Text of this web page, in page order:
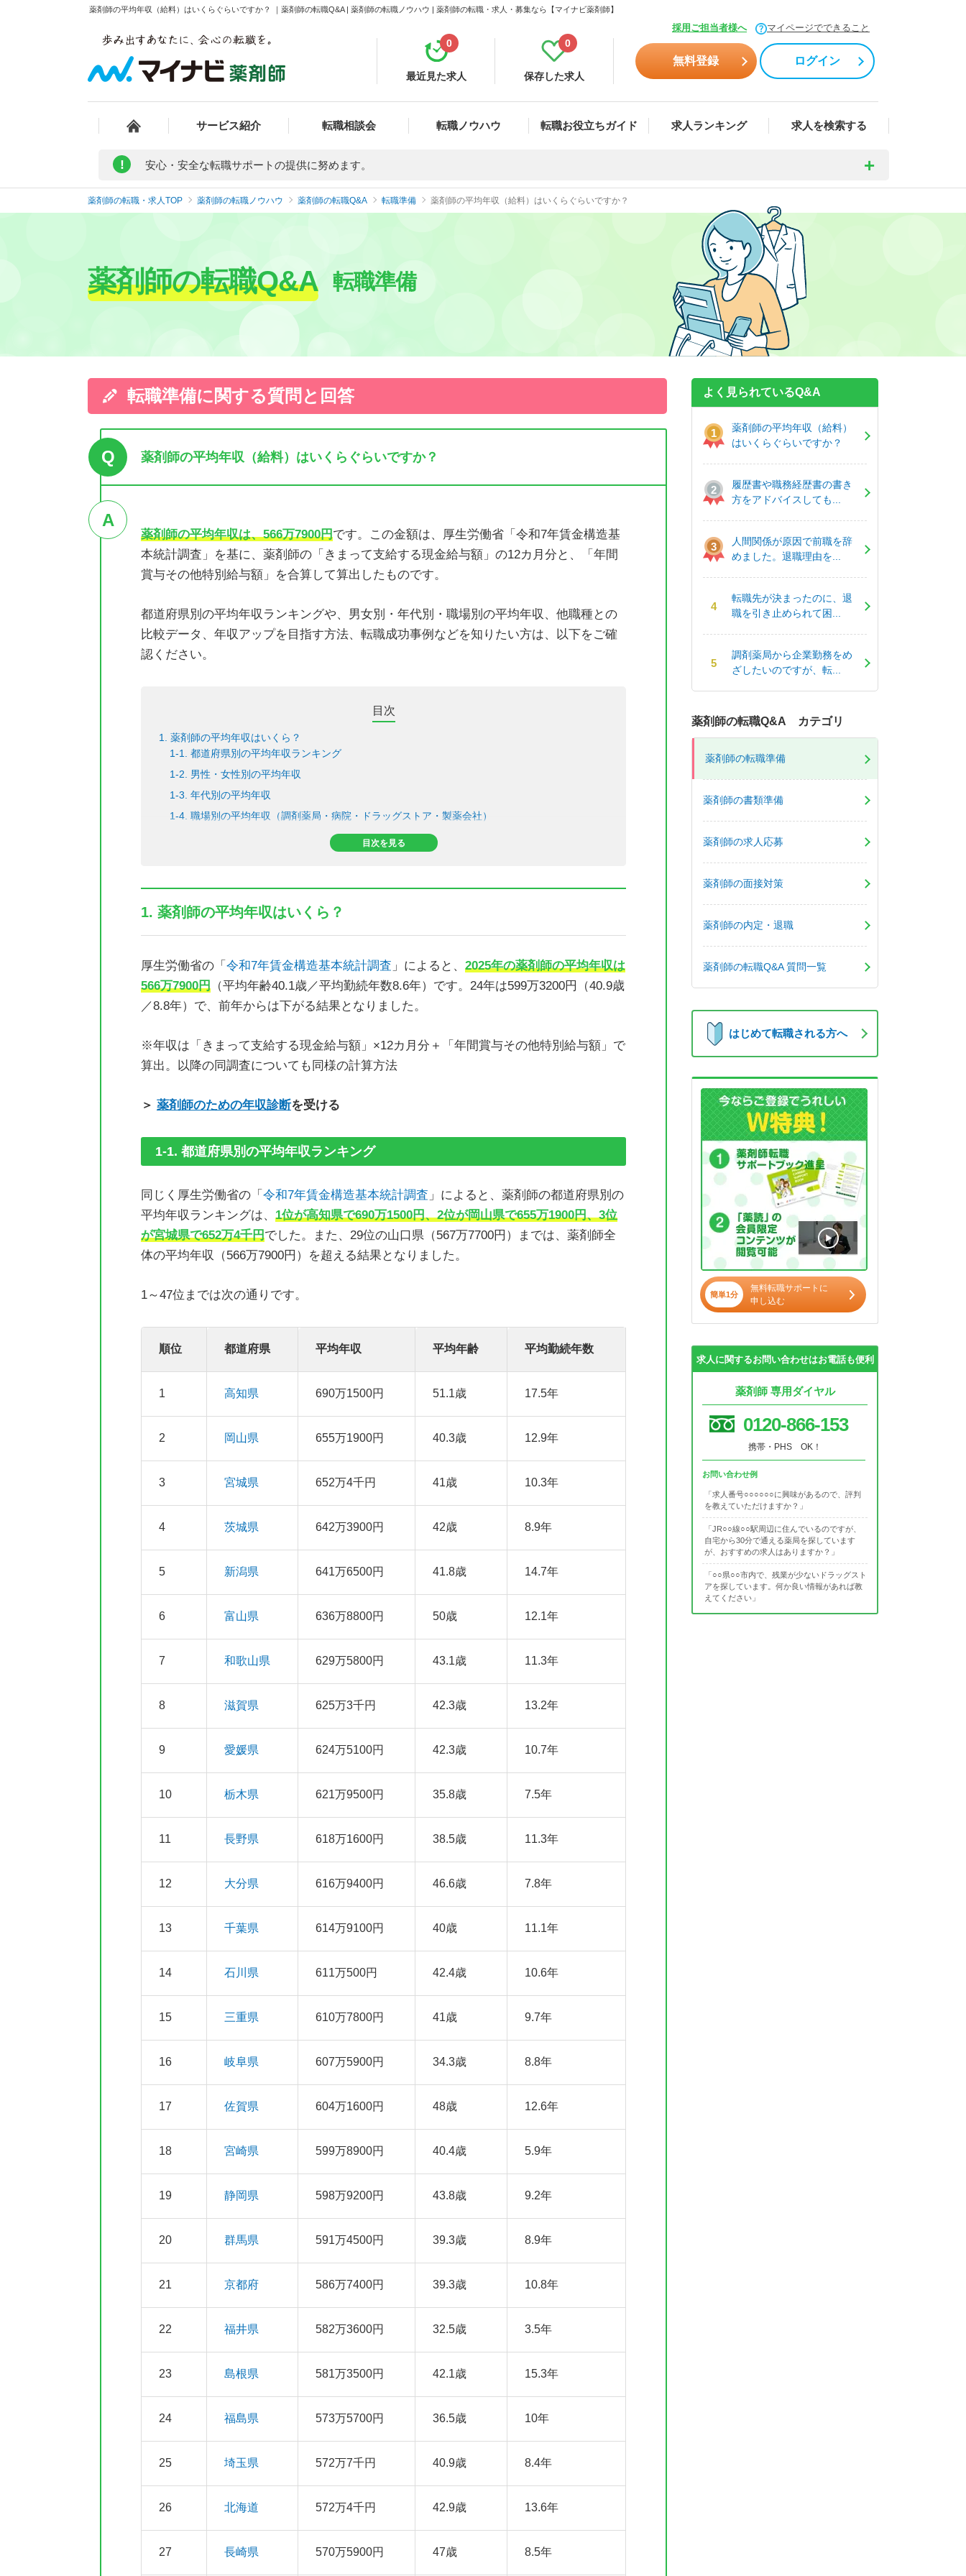
薬剤師の平均年収（給料）はいくらぐらいですか？ ｜薬剤師の転職Q&A | 薬剤師の転職ノウハウ | 薬剤師の転職・求人・募集なら【マイナビ薬剤師】
採用ご担当者様へ マイページでできること
最近見た求人
0
保存した求人
0
無料登録 ログイン
サービス紹介 転職相談会 転職ノウハウ 転職お役立ちガイド 求人ランキング 求人を検索する
! 安心・安全な転職サポートの提供に努めます。
薬剤師の転職・求人TOP 薬剤師の転職ノウハウ 薬剤師の転職Q&A 転職準備 薬剤師の平均年収（給料）はいくらぐらいですか？
薬剤師の転職Q&A 転職準備
転職準備に関する質問と回答
Q 薬剤師の平均年収（給料）はいくらぐらいですか？
A
薬剤師の平均年収は、566万7900円です。この金額は、厚生労働省「令和7年賃金構造基
本統計調査」を基に、薬剤師の「きまって支給する現金給与額」の12カ月分と、「年間
賞与その他特別給与額」を合算して算出したものです。
都道府県別の平均年収ランキングや、男女別・年代別・職場別の平均年収、他職種との
比較データ、年収アップを目指す方法、転職成功事例などを知りたい方は、以下をご確
認ください。
目次
1. 薬剤師の平均年収はいくら？
1-1. 都道府県別の平均年収ランキング
1-2. 男性・女性別の平均年収
1-3. 年代別の平均年収
1-4. 職場別の平均年収（調剤薬局・病院・ドラッグストア・製薬会社）
1-5. 雇用形態別の平均年収（正社員・アルバイト・パート）
2-2. 医師の平均年収との比較
2-3. 看護師の平均年収との比較
2-4. 医療従事者の平均年収との比較
3. 薬剤師が年収アップを目指す方法
3-1. 管理薬剤師にキャリアアップする
3-2. 認定薬剤師・専門薬剤師の資格を取得する
4-2. 【ゼロからの挑戦】生き方や人間性まで大きく変わった転職
4-3. 【職種チェンジ】転職を機に、ずっとなりたかったCRAに
5. 薬剤師の年収に関するQ＆A
5-2. 公務員薬剤師の平均年収はいくら？
5-3. 薬剤師の年収の中央値はいくら？
5-4. 薬剤師の生涯年収はいくら？
6. まとめ
目次を見る
1. 薬剤師の平均年収はいくら？
厚生労働省の「 令和7年賃金構造基本統計調査 」によると、 2025年の薬剤師の平均年収は
566万7900円 （平均年齢40.1歳／平均勤続年数8.6年）です。24年は599万3200円（40.9歳
／8.8年）で、前年からは下がる結果となりました。
※年収は「きまって支給する現金給与額」×12カ月分＋「年間賞与その他特別給与額」で
算出。以降の同調査についても同様の計算方法
＞ 薬剤師のための年収診断を受ける
1-1. 都道府県別の平均年収ランキング
同じく厚生労働省の「 令和7年賃金構造基本統計調査 」によると、薬剤師の都道府県別の
平均年収ランキングは、 1位が高知県で690万1500円、2位が岡山県で655万1900円、3位
が宮城県で652万4千円でした。また、29位の山口県（567万7700円）までは、薬剤師全
体の平均年収（566万7900円）を超える結果となりました。
1～47位までは次の通りです。
順位 都道府県 平均年収 平均年齢 平均勤続年数
1 高知県 690万1500円 51.1歳 17.5年
2 岡山県 655万1900円 40.3歳 12.9年
3 宮城県 652万4千円 41歳 10.3年
4 茨城県 642万3900円 42歳 8.9年
5 新潟県 641万6500円 41.8歳 14.7年
6 富山県 636万8800円 50歳 12.1年
7 和歌山県 629万5800円 43.1歳 11.3年
8 滋賀県 625万3千円 42.3歳 13.2年
9 愛媛県 624万5100円 42.3歳 10.7年
10 栃木県 621万9500円 35.8歳 7.5年
11 長野県 618万1600円 38.5歳 11.3年
12 大分県 616万9400円 46.6歳 7.8年
13 千葉県 614万9100円 40歳 11.1年
14 石川県 611万500円 42.4歳 10.6年
15 三重県 610万7800円 41歳 9.7年
16 岐阜県 607万5900円 34.3歳 8.8年
17 佐賀県 604万1600円 48歳 12.6年
18 宮崎県 599万8900円 40.4歳 5.9年
19 静岡県 598万9200円 43.8歳 9.2年
20 群馬県 591万4500円 39.3歳 8.9年
21 京都府 586万7400円 39.3歳 10.8年
22 福井県 582万3600円 32.5歳 3.5年
23 島根県 581万3500円 42.1歳 15.3年
24 福島県 573万5700円 36.5歳 10年
25 埼玉県 572万7千円 40.9歳 8.4年
26 北海道 572万4千円 42.9歳 13.6年
27 長崎県 570万5900円 47歳 8.5年
よく見られているQ&A
薬剤師の平均年収（給料）
はいくらぐらいですか？
履歴書や職務経歴書の書き
方をアドバイスしても...
人間関係が原因で前職を辞
めました。退職理由を...
転職先が決まったのに、退
職を引き止められて困...
調剤薬局から企業勤務をめ
ざしたいのですが、転...
薬剤師の転職Q&A カテゴリ
薬剤師の転職準備
薬剤師の書類準備
薬剤師の求人応募
薬剤師の面接対策
薬剤師の内定・退職
薬剤師の転職Q&A 質問一覧
はじめて転職される方へ
簡単1分
無料転職サポートに
申し込む
求人に関するお問い合わせはお電話も便利
薬剤師 専用ダイヤル
0120-866-153
携帯・PHS OK！
お問い合わせ例
「求人番号○○○○○○に興味があるので、評判
を教えていただけますか？」
「JR○○線○○駅周辺に住んでいるのですが、
自宅から30分で通える薬局を探しています
が、おすすめの求人はありますか？」
「○○県○○市内で、残業が少ないドラッグスト
アを探しています。何か良い情報があれば教
えてください」